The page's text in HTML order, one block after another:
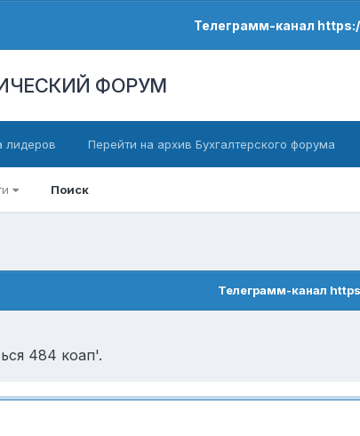
Телеграмм-канал
ФОРУМ
Поиск
лидеров Перейти на архив Бухгалтерского форума
Телеграмм-канал
484 коап'.